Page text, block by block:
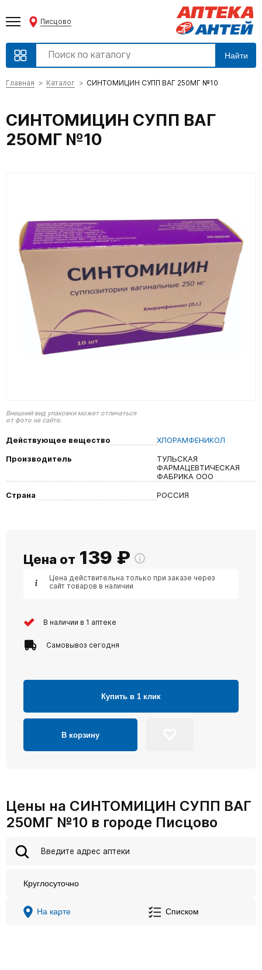
Писцово
Найти
Главная Каталог СИНТОМИЦИН СУПП ВАГ 250МГ №10
СИНТОМИЦИН СУПП ВАГ
250МГ №10
Внешний вид упаковки может отличаться
от фото на сайте.
Действующее вещество
ХЛОРАМФЕНИКОЛ
Производитель
ТУЛЬСКАЯ
ФАРМАЦЕВТИЧЕСКАЯ
ФАБРИКА ООО
Страна
РОССИЯ
Цена от 139 ₽
Цена действительна только при заказе через
сайт товаров в наличии
В наличии в 1 аптеке
Самовывоз сегодня
Купить в 1 клик
В корзину
Цены на СИНТОМИЦИН СУПП ВАГ
250МГ №10 в городе Писцово
Круглосуточно
На карте Списком